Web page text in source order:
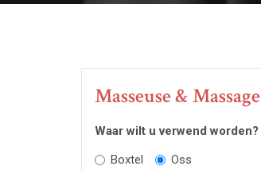
Masseuse & Massage
Waar wilt u verwend worden?
Boxtel
Oss